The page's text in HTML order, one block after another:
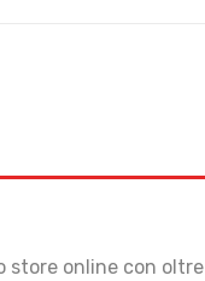
store online con oltre